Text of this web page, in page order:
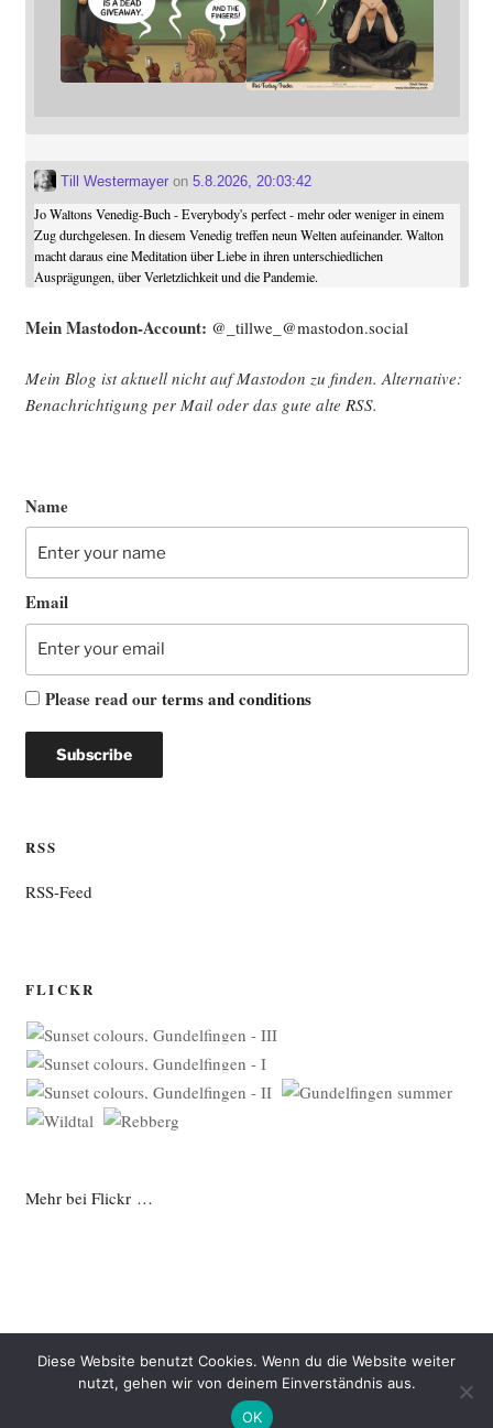
Till Westermayeron 5.8.2026, 20:03:42
Jo Waltons Venedig-Buch - Everybody's perfect - mehr oder weniger in einem
Zug durchgelesen. In diesem Venedig treffen neun Welten aufeinander. Walton
macht daraus eine Meditation über Liebe in ihren unterschiedlichen
Ausprägungen, über Verletzlichkeit und die Pandemie.
Mein Mast­o­don-Account: @_tillwe_@mastodon.social
Mein Blog ist aktu­ell nicht auf Mast­o­don zu fin­den. Alter­na­ti­ve:
Benach­rich­ti­gung per Mail oder das gute alte RSS.
Name
Email
Please read ourterms and conditions
RSS
RSS-Feed
FLICKR
Mehr bei Flickr …
Datenschutzerklärung Mit Stolz präsentiert von WordPress
Diese Website benutzt Cookies. Wenn du die Website weiter
nutzt, gehen wir von deinem Einverständnis aus.
OK